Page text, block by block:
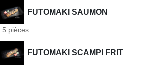
FUTOMAKI SAUMON
5 pièces
FUTOMAKI SCAMPI FRIT